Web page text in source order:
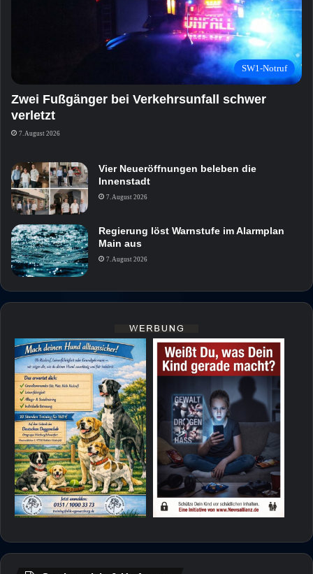
SW1-Notruf
Zwei Fußgänger bei Verkehrsunfall schwer
verletzt
7. August 2026
Vier Neueröffnungen beleben die
Innenstadt
7. August 2026
Regierung löst Warnstufe im Alarmplan
Main aus
7. August 2026